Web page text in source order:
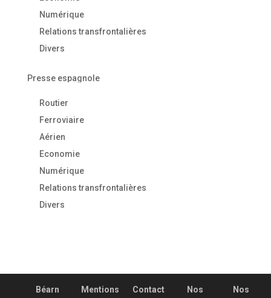
Numérique
Relations transfrontalières
Divers
Presse espagnole
Routier
Ferroviaire
Aérien
Economie
Numérique
Relations transfrontalières
Divers
Béarn Mentions Contact Nos Nos